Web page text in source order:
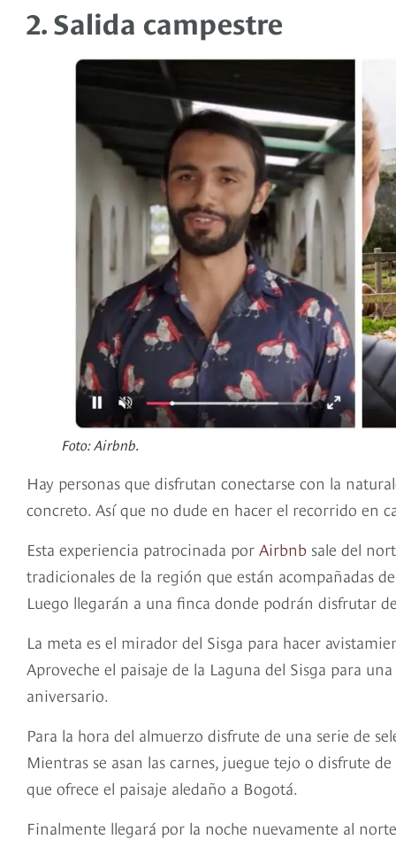
2. Salida campestre
Foto: Airbnb.
Hay personas que disfrutan conectarse con la
concreto. Así que no dude en hacer el recorrido en
Esta experiencia patrocinada por Airbnb sale del
tradicionales de la región que están acompañadas
Luego llegarán a una finca donde podrán disfrutar
La meta es el mirador del Sisga para hacer
Aproveche el paisaje de la Laguna del Sisga para
aniversario.
Para la hora del almuerzo disfrute de una serie de
Mientras se asan las carnes, juegue tejo o disfrute
que ofrece el paisaje aledaño a Bogotá.
Finalmente llegará por la noche nuevamente al